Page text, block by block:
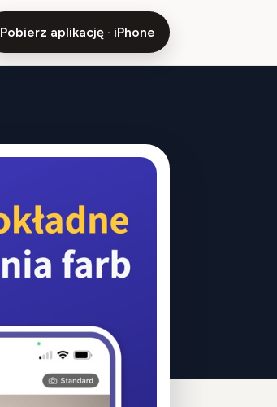
Pobierz aplikację · iPhone